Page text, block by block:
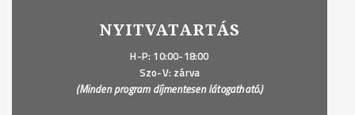
NYITVATARTÁS
H-P: 10:00-18:00
Szo-V: zárva
(Minden program díjmentesen látogatható.)